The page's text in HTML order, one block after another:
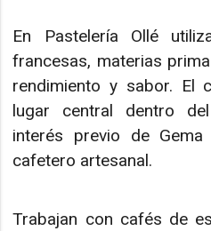
En Pastelería Ollé
francesas, materias
rendimiento y sabor. El
lugar central dentro
interés previo de
cafetero artesanal.
Trabajan con cafés de